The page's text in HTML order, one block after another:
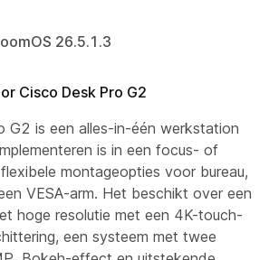
26.5.1.3
Cisco Desk Pro G2
G2 is een alles-in-één werkstation
is in een focus- of
montageopties voor bureau,
VESA-arm. Het beschikt over een
hoge resolutie met een 4K-touch-
een systeem met twee